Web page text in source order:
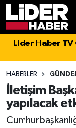
Lider Haber TV
HABERLER
İletişim
yapılacak
Politika
Asayiş
Hava
İstanbul